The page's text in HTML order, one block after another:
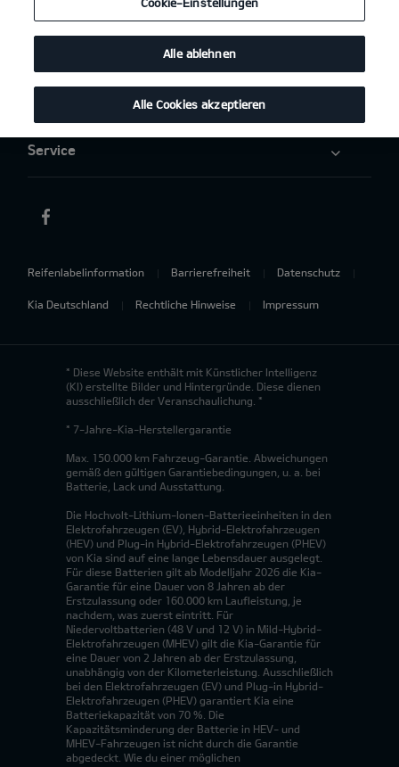
Aktuelles
Service
Reifenlabelinformation Barrierefreiheit Datenschutz
Kia Deutschland Rechtliche Hinweise Impressum
* Diese Website enthält mit Künstlicher Intelligenz
(KI) erstellte Bilder und Hintergründe. Diese dienen
ausschließlich der Veranschaulichung. *
* 7-Jahre-Kia-Herstellergarantie
Max. 150.000 km Fahrzeug-Garantie. Abweichungen
gemäß den gültigen Garantiebedingungen, u. a. bei
Batterie, Lack und Ausstattung.
Die Hochvolt-Lithium-Ionen-Batterieeinheiten in den
Elektrofahrzeugen (EV), Hybrid-Elektrofahrzeugen
(HEV) und Plug-in Hybrid-Elektrofahrzeugen (PHEV)
von Kia sind auf eine lange Lebensdauer ausgelegt.
Für diese Batterien gilt ab Modelljahr 2026 die Kia-
Garantie für eine Dauer von 8 Jahren ab der
Erstzulassung oder 160.000 km Laufleistung, je
nachdem, was zuerst eintritt. Für
Niedervoltbatterien (48 V und 12 V) in Mild-Hybrid-
Elektrofahrzeugen (MHEV) gilt die Kia-Garantie für
eine Dauer von 2 Jahren ab der Erstzulassung,
unabhängig von der Kilometerleistung. Ausschließlich
bei den Elektrofahrzeugen (EV) und Plug-in Hybrid-
Elektrofahrzeugen (PHEV) garantiert Kia eine
Batteriekapazität von 70 %. Die
Kapazitätsminderung der Batterie in HEV- und
MHEV-Fahrzeugen ist nicht durch die Garantie
abgedeckt. Wie du einer möglichen
Alle ablehnen
Alle Cookies akzeptieren